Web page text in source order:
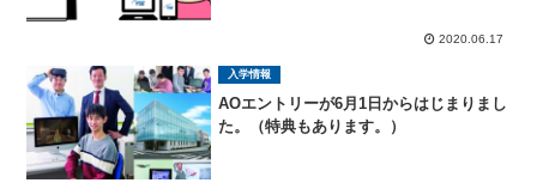
2020.06.17
入学情報
AOエントリーが6月1日からはじまりまし
た。（特典もあります。）